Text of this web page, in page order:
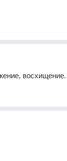
восхищение.